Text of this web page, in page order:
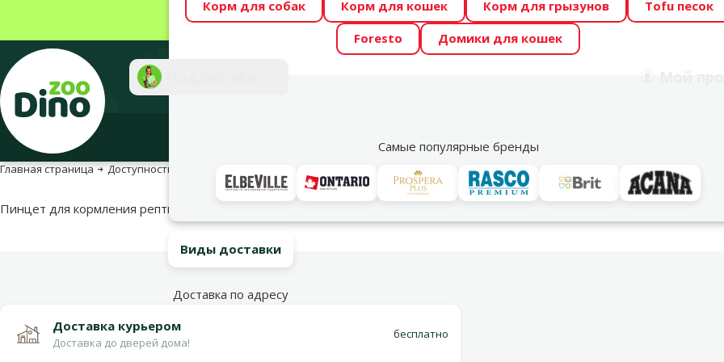
Весь месяц Dino Zoo предлагает отличные цены на ТОП-овые корма! 🍖
Фотоконкурс “GADA ŪSAIŅI”! Возможно Твой питомец станет звездой
Корм для собак Корм для кошек Корм для грызунов
Tofu песок
Foresto
Домики для кошек
Самые популярные бренды
Акции
Главная страница Доступность продукта
Варианты доставки
Пинцет для кормления рептилий – Repti Planet Bamboo tweezers, 28 см
Виды доставки
Доставка по адресу
Доставка курьером
Доставка до дверей дома!
бесплатно